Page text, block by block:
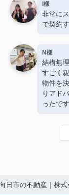
おかげ
として
した。
I様
非常に
で契約
N様
結構無
すごく
物件を
りアド
ったで
日市の不動産｜株